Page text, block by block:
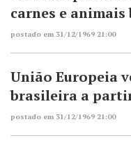
carnes e
postado em 31/12/1969 21:00
União Europeia
brasileira a
postado em 31/12/1969 21:00